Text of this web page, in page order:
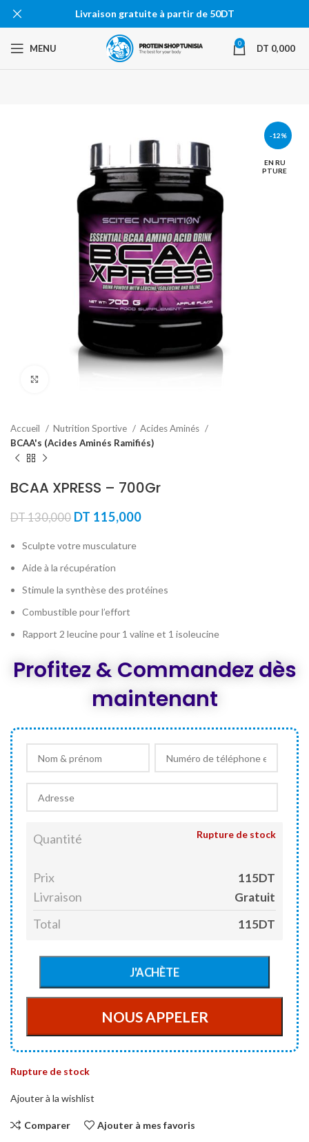
MENU 0 DT 0,000
-12%
EN RU
PTURE
Accueil Nutrition Sportive
Acides Aminés
BCAA's (Acides Aminés Ramifiés)
BCAA XPRESS – 700Gr
DT130,000 Le
initial
DT 130,000.
DT 115,000Le
Sculpte votre musculature
Aide à la récupération
Stimule la synthèse des protéines
Combustible pour l’effort
Rapport 2 leucine pour 1 valine et 1 isoleucine
Profitez & Commandez dès
maintenant
Quantité Rupture de stock
Prix 115DT
Livraison Gratuit
Total 115DT
Rupture de stock
Ajouter à la wishlist
Comparer Ajouter à mes favoris
Livraison gratuite à partir de 50DT